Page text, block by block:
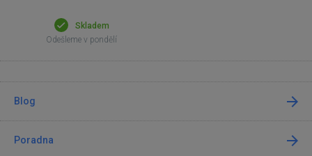
Skladem
Odešleme v pondělí
Blog
Poradna